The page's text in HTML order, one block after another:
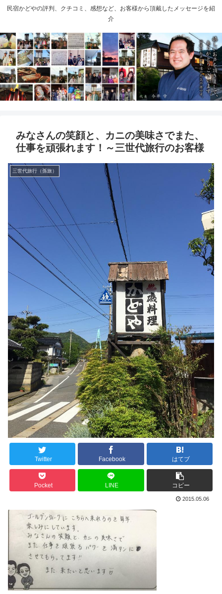
民宿かどやの評判、クチコミ、感想など、お客様から頂戴したメッセージを紹
介
みなさんの笑顔と、カニの美味さでまた、
仕事を頑張れます！～三世代旅行のお客様
三世代旅行（孫旅）
Twitter Facebook はてブ
Pocket LINE コピー
2015.05.06